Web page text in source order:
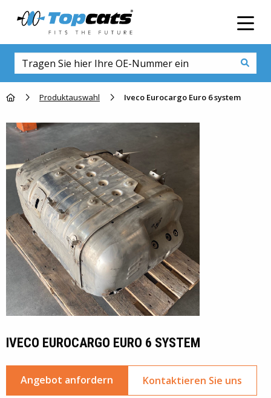
Go to homepage
Produktauswahl Iveco Eurocargo Euro 6 system
IVECO EUROCARGO EURO 6 SYSTEM
Angebot anfordern Kontaktieren Sie uns